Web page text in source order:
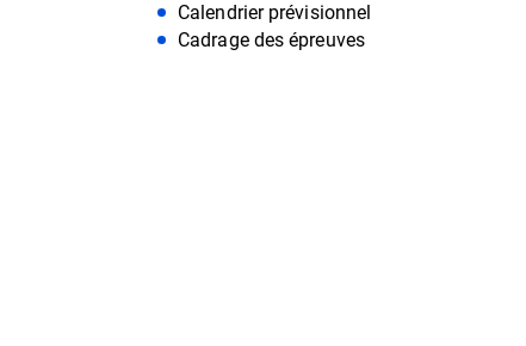
Calendrier prévisionnel
Cadrage des épreuves